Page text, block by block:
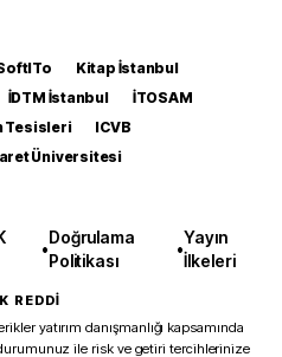
Kitap İstanbul
İDTM İstanbul
İTOSAM
Tesisleri
ICVB
Üniversitesi
•
Doğrulama
Politikası
•
Yayın
İlkeleri
REDDİ
yatırım danışmanlığı kapsamında
ile risk ve getiri tercihlerinize